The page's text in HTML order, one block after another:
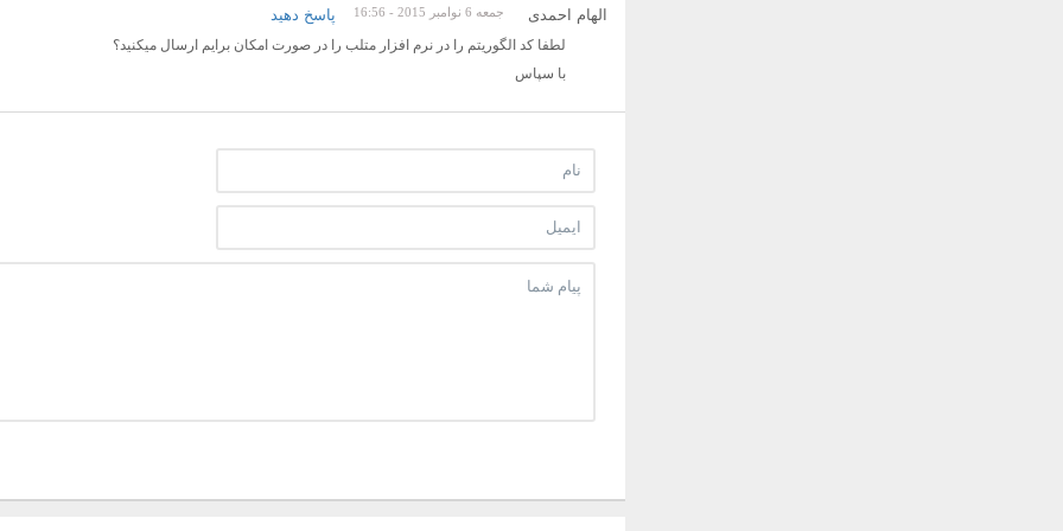
الهام احمدی جمعه 6 نوامبر 2015 - 16:56 پاسخ دهید
لطفا کد الگوریتم را در نرم افزار متلب را در صورت امکان برایم ارسال میکنید؟
با سپاس